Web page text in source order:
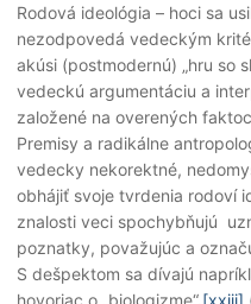
Rodová ideológia – hoci sa
nezodpovedá vedeckým
akúsi (postmodernú) „hru so
vedeckú argumentáciu a
založené na overených
Premisy a radikálne
vedecky nekorektné,
obhájiť svoje tvrdenia rodoví
znalosti veci spochybňujú
poznatky, považujúc a
S dešpektom sa dívajú
hovoriac o „biologizme“.[xxiii]